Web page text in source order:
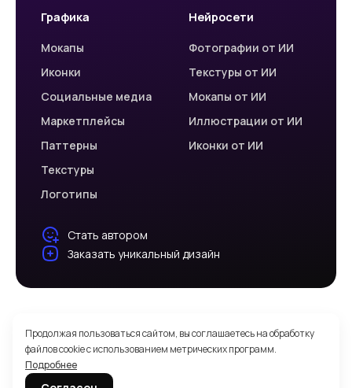
Графика
Мокапы
Иконки
Социальные медиа
Маркетплейсы
Паттерны
Текстуры
Логотипы
Нейросети
Фотографии от ИИ
Текстуры от ИИ
Мокапы от ИИ
Иллюстрации от ИИ
Иконки от ИИ
Стать автором
Заказать уникальный дизайн
Политика обработки персональных данных
Лицензии
Продолжая пользоваться сайтом, вы соглашаетесь на обработку
файлов cookie с использованием метрических программ.
Подробнее